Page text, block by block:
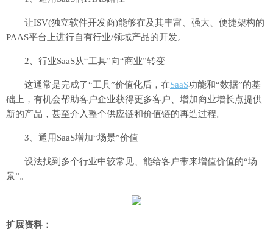
让ISV(独立软件开发商)能够在及其丰富、强大、便捷架构的
PAAS平台上进行自有行业/领域产品的开发。
2、行业SaaS从“工具”向“商业”转变
这通常是完成了“工具”价值化后，在SaaS功能和“数据”的基
础上，有机会帮助客户企业获得更多客户、增加商业增长点提供
新的产品，甚至介入整个供应链和价值链的再造过程。
3、通用SaaS增加“场景”价值
设法找到多个行业中较常见、能给客户带来增值价值的“场
景”。
扩展资料：